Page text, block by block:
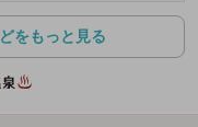
をもっと見る